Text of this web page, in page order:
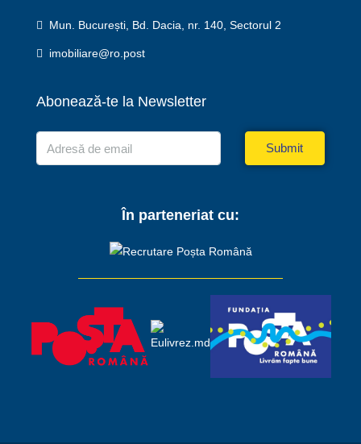
Mun. București, Bd. Dacia, nr. 140, Sectorul 2
imobiliare@ro.post
Abonează-te la Newsletter
Submit
În parteneriat cu: